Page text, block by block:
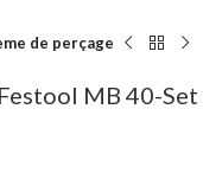
de perçage
MB 40-Set